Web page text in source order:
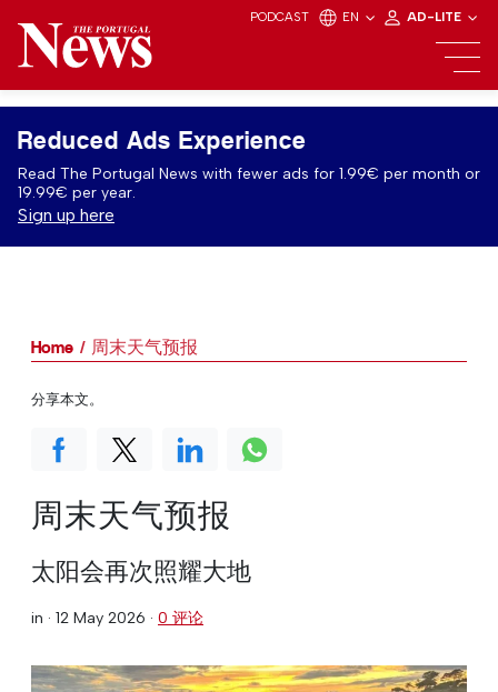
PODCAST EN AD-LITE
Reduced Ads Experience
Read The Portugal News with fewer ads for 1.99€ per month or
19.99€ per year.
Sign up here
Home 周末天气预报
周末天气预报
太阳会再次照耀大地
in · 12 May 2026 · 0 评论
分享本文。